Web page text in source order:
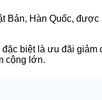
Hàn Quốc,
biệt là ưu đãi
cộng lớn.